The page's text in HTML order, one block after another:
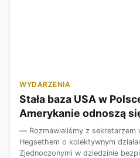
WYDARZENIA
Stała baza USA w
Amerykanie odnoszą
— Rozmawialiśmy z sekretarzem
Hegsethem o kolektywnym
Zjednoczonymi w dziedzinie